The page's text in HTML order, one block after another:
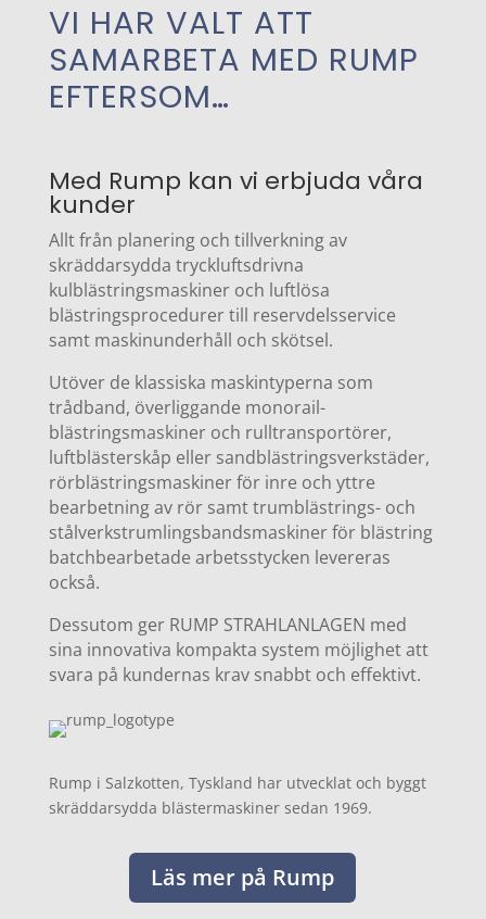
VI HAR VALT ATT
SAMARBETA MED RUMP
EFTERSOM…
Med Rump kan vi erbjuda våra
kunder
Allt från planering och tillverkning av
skräddarsydda tryckluftsdrivna
kulblästringsmaskiner och luftlösa
blästringsprocedurer till reservdelsservice
samt maskinunderhåll och skötsel.
Utöver de klassiska maskintyperna som
trådband, överliggande monorail-
blästringsmaskiner och rulltransportörer,
luftblästerskåp eller sandblästringsverkstäder,
rörblästringsmaskiner för inre och yttre
bearbetning av rör samt trumblästrings- och
stålverkstrumlingsbandsmaskiner för blästring
batchbearbetade arbetsstycken levereras
också.
Dessutom ger RUMP STRAHLANLAGEN med
sina innovativa kompakta system möjlighet att
svara på kundernas krav snabbt och effektivt.
Rump i Salzkotten, Tyskland har utvecklat och byggt
skräddarsydda blästermaskiner sedan 1969.
Läs mer på Rump